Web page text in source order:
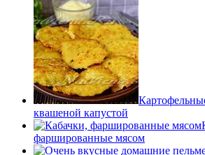
квашеной капустой
фаршированные мясом